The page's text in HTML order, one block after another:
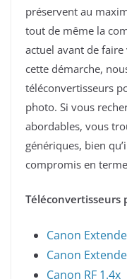
préservent au
tout de même la
actuel avant de
cette démarche,
téléconvertisseurs
photo. Si vous
abordables, vous
génériques, bien
compromis en
Téléconvertisseurs
Canon
Canon
Canon RF 1.4x